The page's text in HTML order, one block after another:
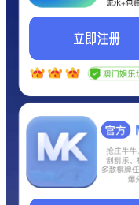
我们